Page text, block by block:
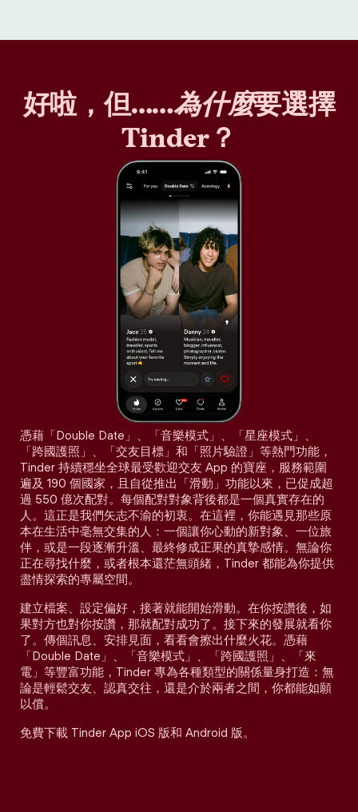
好啦，但……為什麼要選擇
Tinder？
憑藉「Double Date」、「音樂模式」、「星座模式」、
「跨國護照」、「交友目標」和「照片驗證」等熱門功能，
Tinder 持續穩坐全球最受歡迎交友 App 的寶座，服務範圍
遍及 190 個國家，且自從推出「滑動」功能以來，已促成超
過 550 億次配對。每個配對對象背後都是一個真實存在的
人。這正是我們矢志不渝的初衷。在這裡，你能遇見那些原
本在生活中毫無交集的人：一個讓你心動的新對象、一位旅
伴，或是一段逐漸升溫、最終修成正果的真摯感情。無論你
正在尋找什麼，或者根本還茫無頭緒，Tinder 都能為你提供
盡情探索的專屬空間。
建立檔案、設定偏好，接著就能開始滑動。在你按讚後，如
果對方也對你按讚，那就配對成功了。接下來的發展就看你
了。傳個訊息、安排見面，看看會擦出什麼火花。憑藉
「Double Date」、「音樂模式」、「跨國護照」、「來
電」等豐富功能，Tinder 專為各種類型的關係量身打造：無
論是輕鬆交友、認真交往，還是介於兩者之間，你都能如願
以償。
免費下載 Tinder App iOS 版和 Android 版。